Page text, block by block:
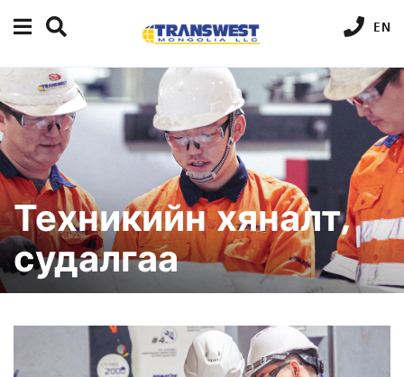
EN
Техникийн хяналт,
судалгаа